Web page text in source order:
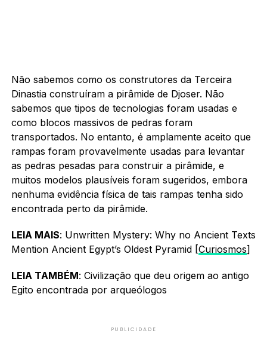
Não sabemos como os construtores da Terceira
Dinastia construíram a pirâmide de Djoser. Não
sabemos que tipos de tecnologias foram usadas e
como blocos massivos de pedras foram
transportados. No entanto, é amplamente aceito que
rampas foram provavelmente usadas para levantar
as pedras pesadas para construir a pirâmide, e
muitos modelos plausíveis foram sugeridos, embora
nenhuma evidência física de tais rampas tenha sido
encontrada perto da pirâmide.
LEIA MAIS: Unwritten Mystery: Why no Ancient Texts
Mention Ancient Egypt’s Oldest Pyramid [Curiosmos]
LEIA TAMBÉM: Civilização que deu origem ao antigo
Egito encontrada por arqueólogos
PUBLICIDADE